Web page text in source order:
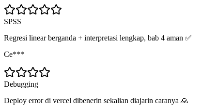
SPSS
Regresi linear berganda + interpretasi lengkap, bab 4 aman ✅
Ce***
Debugging
Deploy error di vercel dibenerin sekalian diajarin caranya 🙏